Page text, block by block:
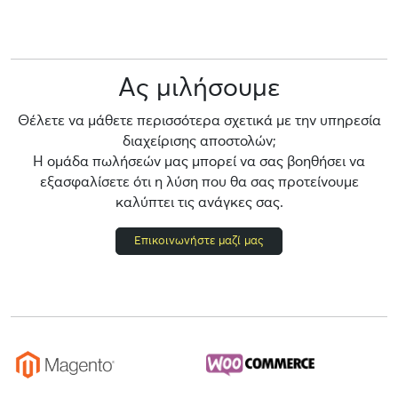
Ας μιλήσουμε
Θέλετε να μάθετε περισσότερα σχετικά με την υπηρεσία
διαχείρισης αποστολών;
Η ομάδα πωλήσεών μας μπορεί να σας βοηθήσει να
εξασφαλίσετε ότι η λύση που θα σας προτείνουμε
καλύπτει τις ανάγκες σας.
Επικοινωνήστε μαζί μας